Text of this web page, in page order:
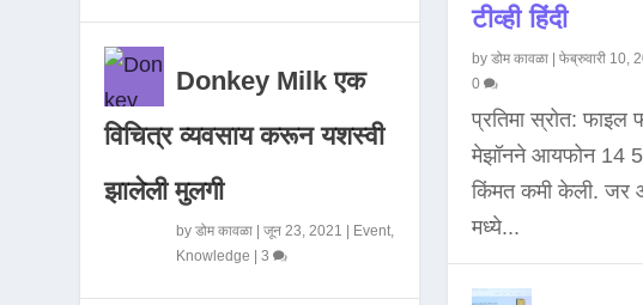
Donkey Milk एक
विचित्र व्यवसाय करून यशस्वी
झालेली मुलगी
byडोम कावळा |जून 23, 2021 Event,
Knowledge |3
टीव्ही हिंदी
by डोम कावळा| फेब्रुवारी 10,
0
प्रतिमा स्रोत: फाइल
मेझॉनने आयफोन 14
किंमत कमी केली.
मध्ये...